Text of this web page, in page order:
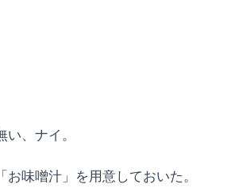
、ナイ。
味噌汁」を用意しておいた。